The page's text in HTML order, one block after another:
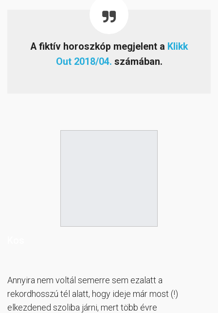
A fiktív horoszkóp megjelent a Klikk
Out 2018/04. számában.
Annyira nem voltál semerre sem ezalatt a
rekordhosszú tél alatt, hogy ideje már most (!)
elkezdened szoliba járni, mert több évre